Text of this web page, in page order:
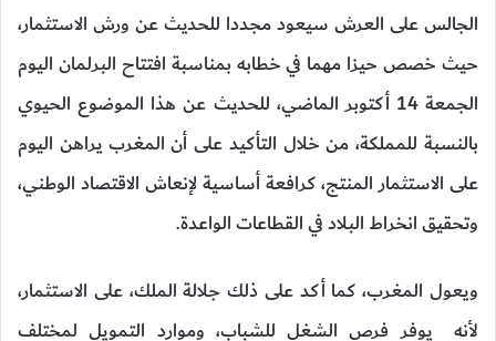
الجالس على العرش سيعود مجددا للحديث عن ورش الاستثمار،
حيث خصص حيزا مهما في خطابه بمناسبة افتتاح البرلمان اليوم
الجمعة 14 أكتوبر الماضي، للحديث عن هذا الموضوع الحيوي
بالنسبة للمملكة، من خلال التأكيد على أن المغرب يراهن اليوم
على الاستثمار المنتج، كرافعة أساسية لإنعاش الاقتصاد الوطني،
وتحقيق انخراط البلاد في القطاعات الواعدة.
ويعول المغرب، كما أكد على ذلك جلالة الملك، على الاستثمار،
لأنه يوفر فرص الشغل للشباب، وموارد التمويل لمختلف